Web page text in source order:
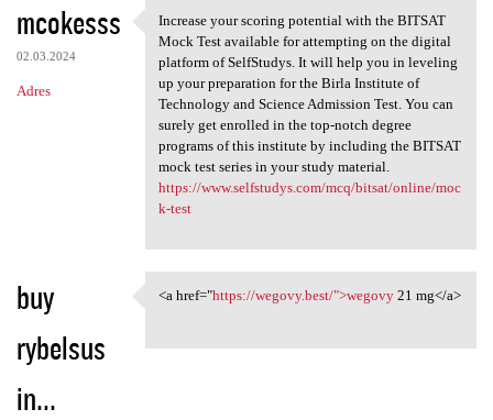
mcokesss
02.03.2024
Adres
Increase your scoring
Increase your scoring potential with the BITSAT
Mock Test available for attempting on the digital
platform of SelfStudys. It will help you in leveling
up your preparation for the Birla Institute of
Technology and Science Admission Test. You can
surely get enrolled in the top-notch degree
programs of this institute by including the BITSAT
mock test series in your study material.
https://www.selfstudys.com/mcq/bitsat/online/moc
k-test
buy
rybelsus
in...
<a href="https://wegovy.best/
<a href="https://wegovy.best/">wegovy21 mg</a>